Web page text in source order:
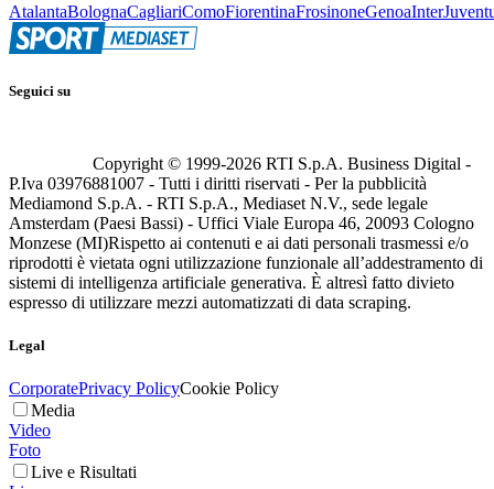
AtalantaBolognaCagliariComoFiorentinaFrosinoneGenoaInter
Seguici su
Copyright © 1999-2026 RTI S.p.A. Business Digital -
P.Iva 03976881007 - Tutti i diritti riservati - Per la pubblicità
Mediamond S.p.A. - RTI S.p.A., Mediaset N.V., sede legale
Amsterdam (Paesi Bassi) - Uffici Viale Europa 46, 20093 Cologno
Monzese (MI)Rispetto ai contenuti e ai dati personali trasmessi e/o
riprodotti è vietata ogni utilizzazione funzionale all’addestramento di
sistemi di intelligenza artificiale generativa. È altresì fatto divieto
espresso di utilizzare mezzi automatizzati di data scraping.
Legal
CorporatePrivacy PolicyCookie Policy
Media
Video
Foto
Live e Risultati